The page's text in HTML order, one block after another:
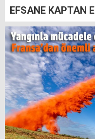
EFSANE KAPTAN